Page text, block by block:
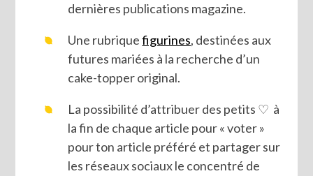
dernières publications magazine.
Une rubriquefigurines, destinées aux
futures mariées à la recherche d’un
cake-topper original.
La possibilité d’attribuer des petits ♡ à
la fin de chaque article pour « voter »
pour ton article préféré et partager sur
les réseaux sociaux le concentré de